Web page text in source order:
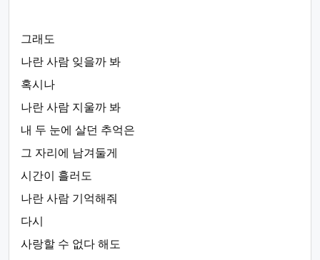
그래도
나란 사람 잊을까 봐
혹시나
나란 사람 지울까 봐
내 두 눈에 살던 추억은
그 자리에 남겨둘게
시간이 흘러도
나란 사람 기억해줘
다시
사랑할 수 없다 해도